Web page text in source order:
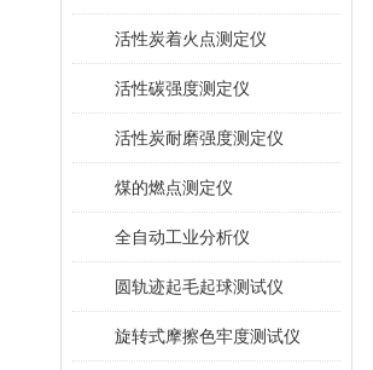
活性炭着火点测定仪
活性碳强度测定仪
活性炭耐磨强度测定仪
煤的燃点测定仪
全自动工业分析仪
圆轨迹起毛起球测试仪
旋转式摩擦色牢度测试仪